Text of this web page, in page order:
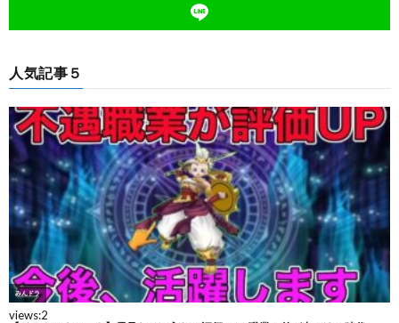
人気記事５